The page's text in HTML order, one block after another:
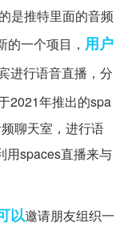
是推特里面的音频
一个项目， 用户
进行语音直播，分
2021年推出的spa
聊天室，进行语
用spaces直播来与
以邀请朋友组织一